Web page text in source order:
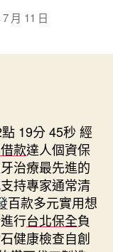
月 11 日
19分 45秒 經
款達人個資保
治療最先進的
持專家通常清
百款多元實用想
行台北保全負
健康檢查自創